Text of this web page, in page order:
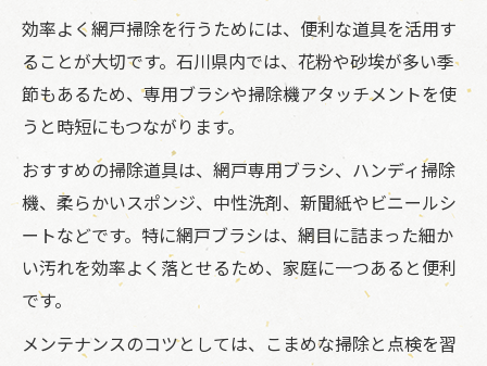
効率よく網戸掃除を行うためには、便利な道具を活用す
ることが大切です。石川県内では、花粉や砂埃が多い季
節もあるため、専用ブラシや掃除機アタッチメントを使
うと時短にもつながります。
おすすめの掃除道具は、網戸専用ブラシ、ハンディ掃除
機、柔らかいスポンジ、中性洗剤、新聞紙やビニールシ
ートなどです。特に網戸ブラシは、網目に詰まった細か
い汚れを効率よく落とせるため、家庭に一つあると便利
です。
メンテナンスのコツとしては、こまめな掃除と点検を習